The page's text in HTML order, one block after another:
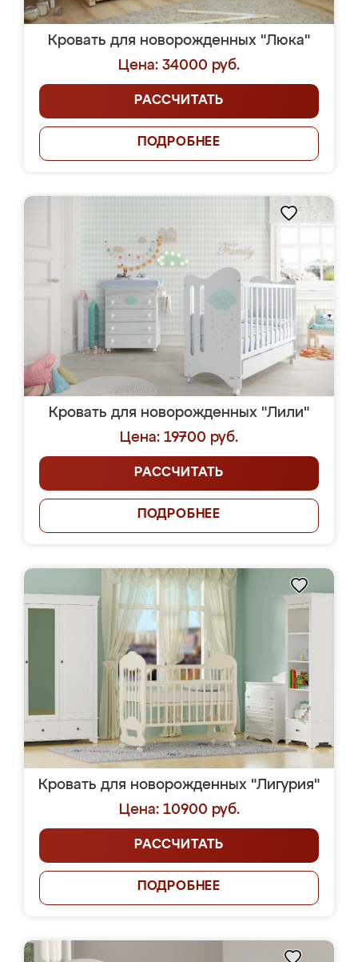
Кровать для новорожденных "Люка"
Цена: 34000 руб.
РАССЧИТАТЬ
ПОДРОБНЕЕ
Кровать для новорожденных "Лили"
Цена: 19700 руб.
РАССЧИТАТЬ
ПОДРОБНЕЕ
Кровать для новорожденных "Лигурия"
Цена: 10900 руб.
РАССЧИТАТЬ
ПОДРОБНЕЕ